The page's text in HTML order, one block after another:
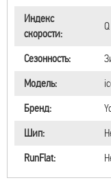
Индекс
скорости:
Сезонность:
Модель:
Бренд:
Шип:
RunFlat: